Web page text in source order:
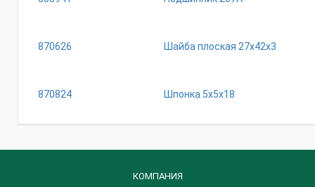
870626 Шайба плоская 27х42х3
870824 Шпонка 5х5х18
КОМПАНИЯ